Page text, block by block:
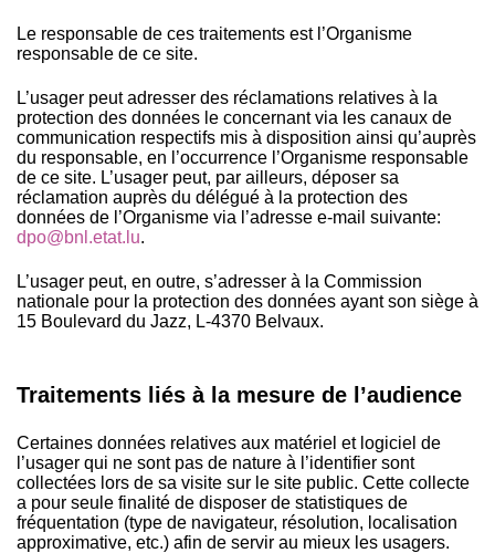
Le responsable de ces traitements est l’Organisme
responsable de ce site.
L’usager peut adresser des réclamations relatives à la
protection des données le concernant via les canaux de
communication respectifs mis à disposition ainsi qu’auprès
du responsable, en l’occurrence l’Organisme responsable
de ce site. L’usager peut, par ailleurs, déposer sa
réclamation auprès du délégué à la protection des
données de l’Organisme via l’adresse e-mail suivante:
dpo@bnl.etat.lu.
L’usager peut, en outre, s’adresser à la Commission
nationale pour la protection des données ayant son siège à
15 Boulevard du Jazz, L-4370 Belvaux.
Traitements liés à la mesure de l’audience
Certaines données relatives aux matériel et logiciel de
l’usager qui ne sont pas de nature à l’identifier sont
collectées lors de sa visite sur le site public. Cette collecte
a pour seule finalité de disposer de statistiques de
fréquentation (type de navigateur, résolution, localisation
approximative, etc.) afin de servir au mieux les usagers.